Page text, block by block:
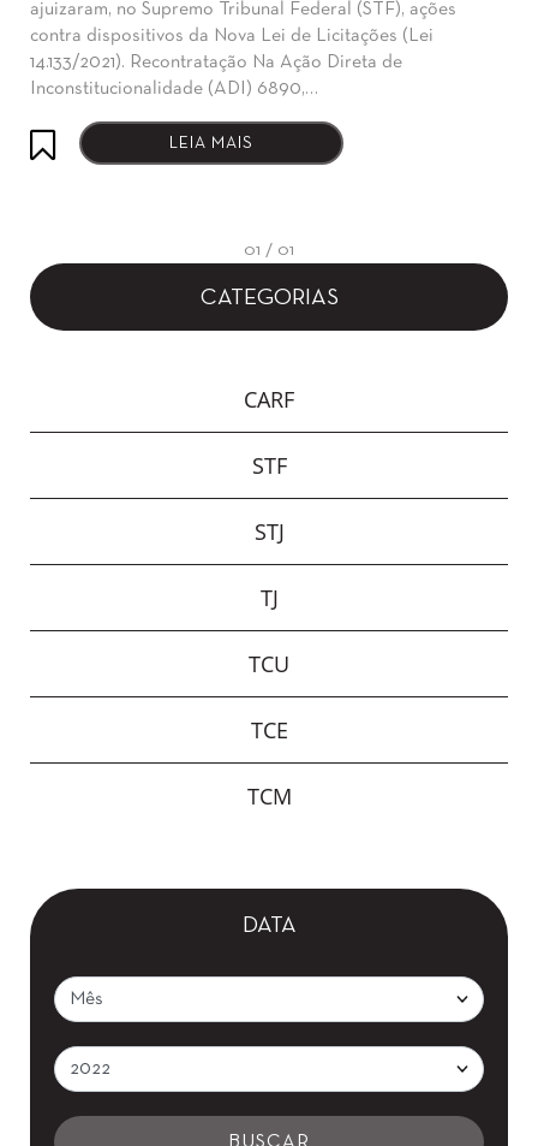
ajuizaram, no Supremo Tribunal Federal (STF), ações
contra dispositivos da Nova Lei de Licitações (Lei
14.133/2021). Recontratação Na Ação Direta de
Inconstitucionalidade (ADI) 6890,…
LEIA MAIS
01 / 01
CATEGORIAS
CARF
STF
STJ
TJ
TCU
TCE
TCM
DATA